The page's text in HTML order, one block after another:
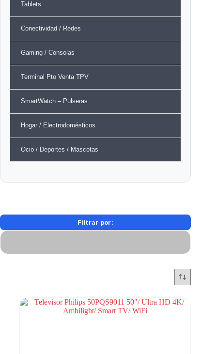
Filtrar por:
Tablets
Conectividad / Redes
Gaming / Consolas
Terminal Pto Venta TPV
SmartWatch – Pulseras
Hogar / Electrodomésticos
Ocio / Deportes / Mascotas